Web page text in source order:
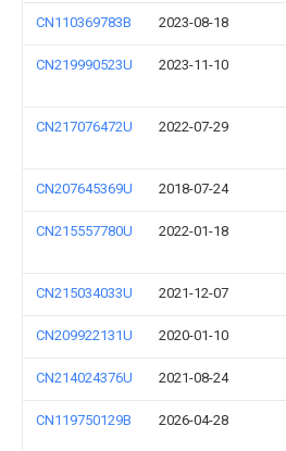
CN110369783B 2023-08-18
CN219990523U 2023-11-10
CN217076472U 2022-07-29
CN207645369U 2018-07-24
CN215557780U 2022-01-18
CN215034033U 2021-12-07
CN209922131U 2020-01-10
CN214024376U 2021-08-24
CN119750129B 2026-04-28